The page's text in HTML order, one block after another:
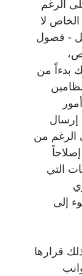
الرغم
الخاص لا
- فصول
بدءاً من
إرسال
الرغم من
التي
إلى
قرارها